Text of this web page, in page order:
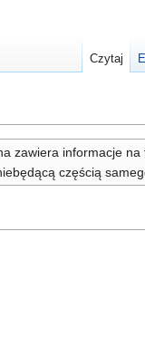
zawiera informacje
częścią
Czytaj